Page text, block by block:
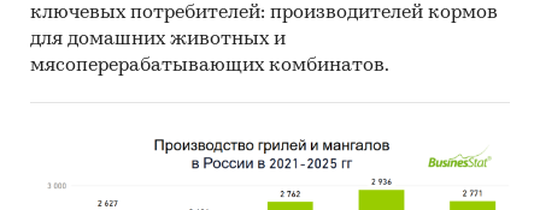
ключевых потребителей: производителей кормов
для домашних животных и
мясоперерабатывающих комбинатов.